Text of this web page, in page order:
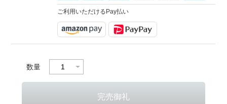
ご利用いただけるPay払い
数量